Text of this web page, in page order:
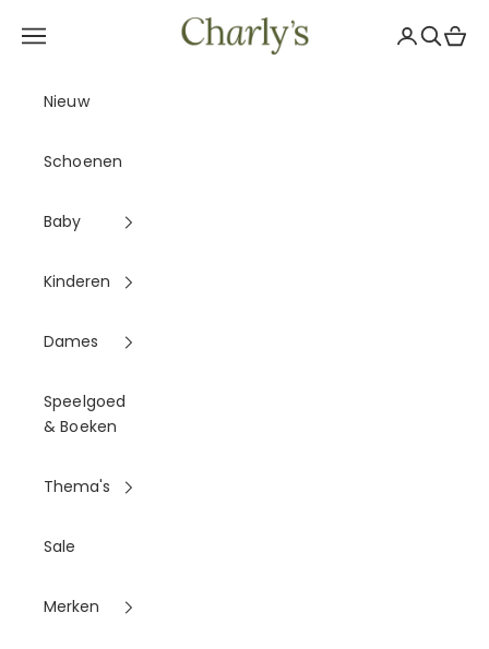
Charly's
Navigatiemenu openen Zoeken
Nieuw
Schoenen
Baby
Kinderen
Dames
Speelgoed
& Boeken
Thema's
Sale
Merken